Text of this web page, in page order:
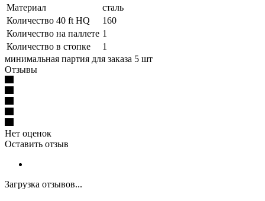
Материал
сталь
Количество 40 ft HQ
160
Количество на паллете 1
Количество в стопке
1
минимальная партия для заказа 5 шт
Отзывы
Нет оценок
Оставить отзыв
Загрузка отзывов...